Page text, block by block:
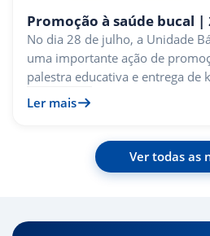
Promoção à saúde bucal |
No dia 28 de julho, a Unidade
uma importante ação de
palestra educativa e entrega de
Ler mais
Ver todas as